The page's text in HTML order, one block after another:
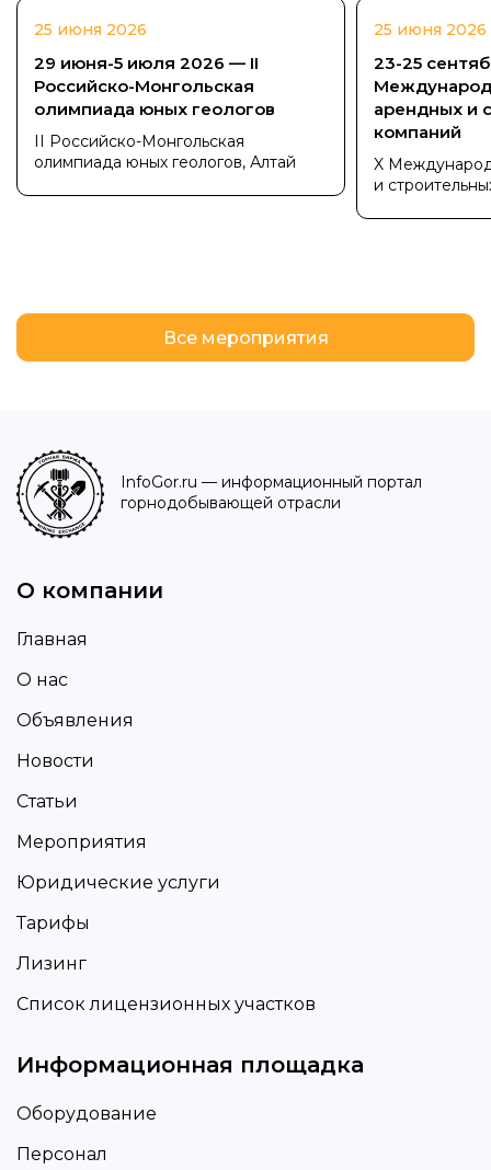
25 июня 2026
29 июня-5 июля 2026 — II
Российско-Монгольская
олимпиада юных геологов
II Российско-Монгольская
олимпиада юных геологов, Алтай
25 июня 2026
23-25
арендных и
компаний
X
и
Все мероприятия
InfoGor.ru — информационный портал
горнодобывающей отрасли
О компании
Главная
О нас
Объявления
Новости
Статьи
Мероприятия
Юридические услуги
Тарифы
Лизинг
Список лицензионных участков
Информационная площадка
Оборудование
Персонал